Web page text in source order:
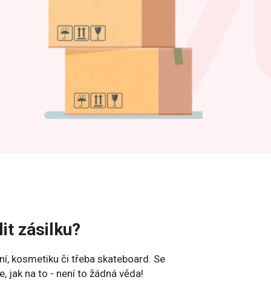
zásilku?
kosmetiku či třeba skateboard. Se
jak na to - není to žádná věda!